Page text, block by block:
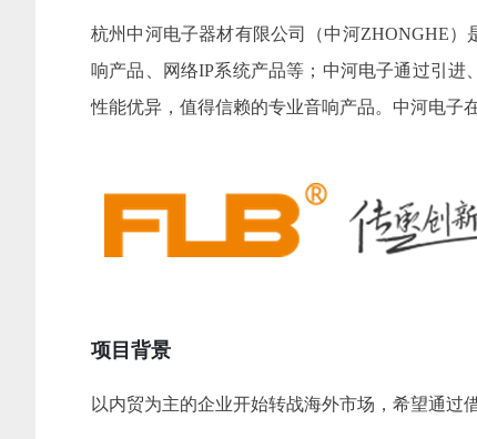
杭州中河电子器材有限公司（中河ZHONGHE
响产品、网络IP系统产品等；中河电子通过引
性能优异，值得信赖的专业音响产品。中河电子
项目背景
以内贸为主的企业开始转战海外市场，希望通过